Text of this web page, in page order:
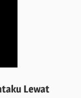
Lewat